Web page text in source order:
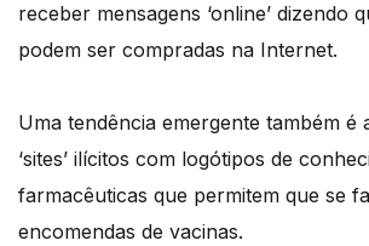
receber mensagens ‘online’ dizendo
podem ser compradas na Internet.
Uma tendência emergente também é
‘sites’ ilícitos com logótipos de
farmacêuticas que permitem que se
encomendas de vacinas.